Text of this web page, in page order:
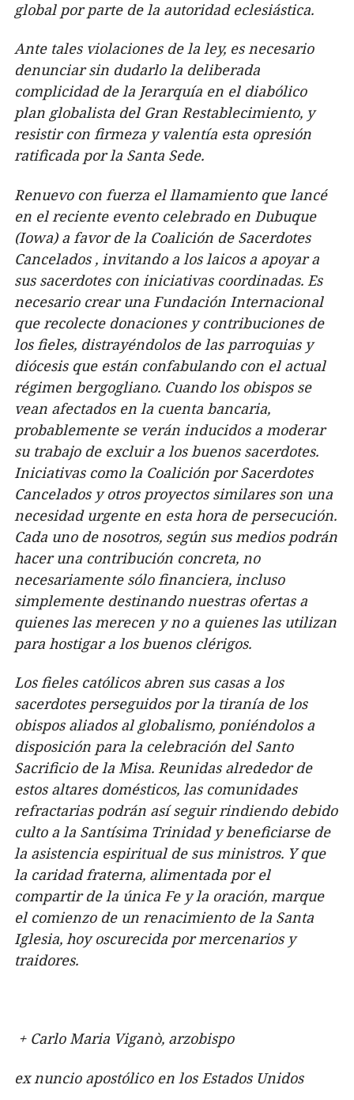
global por parte de la autoridad eclesiástica.
Ante tales violaciones de la ley, es necesario
denunciar sin dudarlo la deliberada
complicidad de la Jerarquía en el diabólico
plan globalista del Gran Restablecimiento, y
resistir con firmeza y valentía esta opresión
ratificada por la Santa Sede.
Renuevo con fuerza el llamamiento que lancé
en el reciente evento celebrado en Dubuque
(Iowa) a favor de la Coalición de Sacerdotes
Cancelados , invitando a los laicos a apoyar a
sus sacerdotes con iniciativas coordinadas. Es
necesario crear una Fundación Internacional
que recolecte donaciones y contribuciones de
los fieles, distrayéndolos de las parroquias y
diócesis que están confabulando con el actual
régimen bergogliano. Cuando los obispos se
vean afectados en la cuenta bancaria,
probablemente se verán inducidos a moderar
su trabajo de excluir a los buenos sacerdotes.
Iniciativas como la Coalición por Sacerdotes
Cancelados y otros proyectos similares son una
necesidad urgente en esta hora de persecución.
Cada uno de nosotros, según sus medios podrán
hacer una contribución concreta, no
necesariamente sólo financiera, incluso
simplemente destinando nuestras ofertas a
quienes las merecen y no a quienes las utilizan
para hostigar a los buenos clérigos.
Los fieles católicos abren sus casas a los
sacerdotes perseguidos por la tiranía de los
obispos aliados al globalismo, poniéndolos a
disposición para la celebración del Santo
Sacrificio de la Misa. Reunidas alrededor de
estos altares domésticos, las comunidades
refractarias podrán así seguir rindiendo debido
culto a la Santísima Trinidad y beneficiarse de
la asistencia espiritual de sus ministros. Y que
la caridad fraterna, alimentada por el
compartir de la única Fe y la oración, marque
el comienzo de un renacimiento de la Santa
Iglesia, hoy oscurecida por mercenarios y
traidores.
+ Carlo Maria Viganò, arzobispo
ex nuncio apostólico en los Estados Unidos